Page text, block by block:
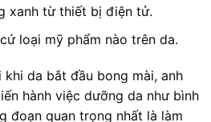
xanh từ thiết bị điện tử.
loại mỹ phẩm nào trên da.
da bắt đầu bong mài, anh
hành việc dưỡng da như bình
đoạn quan trọng nhất là làm